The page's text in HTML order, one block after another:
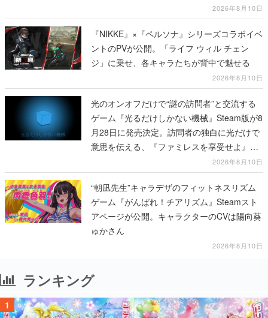
2026年8月10日
『NIKKE』×『ペルソナ』シリーズコラボイベ
ントのPVが公開。「ライフ ウィル チェン
ジ」に乗せ、各キャラたちが背中で魅せる
2026年8月10日
光のオンオフだけで“謎の訪問者”と交流する
ゲーム『光るだけしかない機械』Steam版が8
月28日に発売決定。訪問者の独白に光だけで
意思を伝える、『ファミレスを享受せよ』開
2026年8月10日
“朝凪先生”キャラデザのフィットネスリズム
ゲーム『がんばれ！チアリズム』Steamスト
アページが公開。キャラクターのCVは陽向葵
ゅかさん
2026年8月10日
ランキング
1